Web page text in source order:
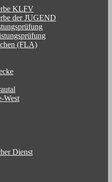
KLFV
der JUGEND
(FLA)
West
Dienst